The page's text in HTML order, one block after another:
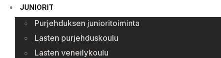
JUNIORIT
Purjehduksen junioritoiminta
Lasten purjehduskoulu
Lasten veneilykoulu